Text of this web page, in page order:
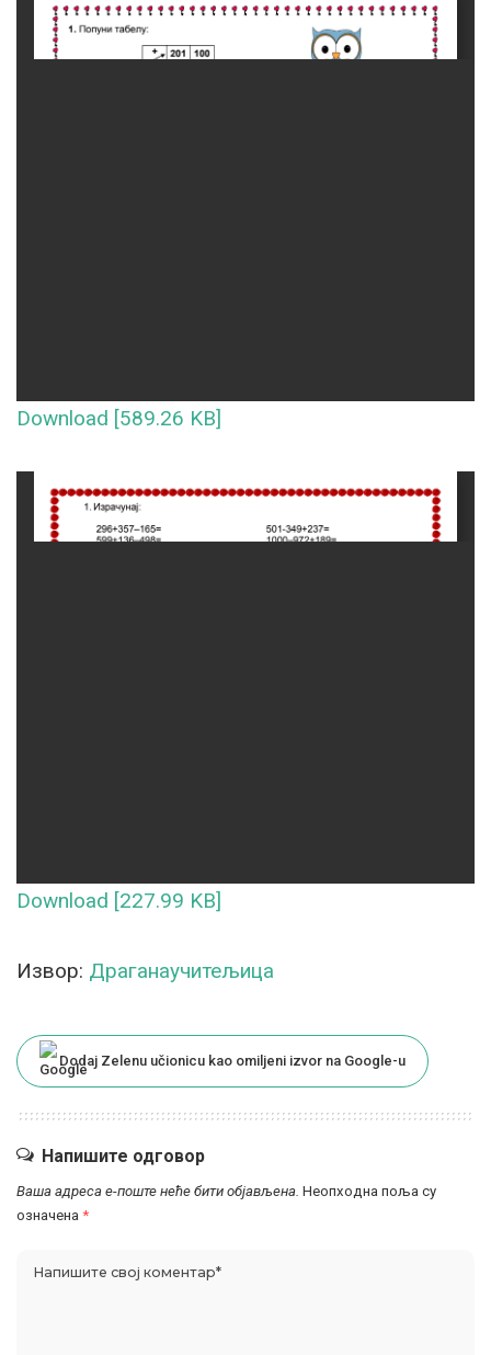
Download [589.26 KB]
Download [227.99 KB]
Извор: Драганаучитељица
Dodaj Zelenu učionicu kao omiljeni izvor na Google-u
Напишите одговор
Ваша адреса е-поште неће бити објављена. Неопходна поља су
означена *